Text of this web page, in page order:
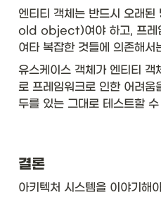
엔티티 객체는 반드시 오래
old object)여야 하고, 프레
여타 복잡한 것들에 의존해서
유스케이스 객체가 엔티티 객
로 프레임워크로 인한 어려
두를 있는 그대로 테스트할
결론
아키텍처 시스템을 이야기해